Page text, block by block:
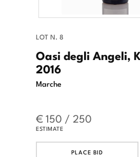
LOT N. 8
Oasi degli Angeli,
2016
Marche
€ 150 / 250
ESTIMATE
PLACE BID